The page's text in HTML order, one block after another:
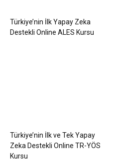
Türkiye’nin İlk Yapay Zeka
Destekli Online ALES Kursu
Türkiye’nin İlk ve Tek Yapay
Zeka Destekli Online TR-YÖS
Kursu